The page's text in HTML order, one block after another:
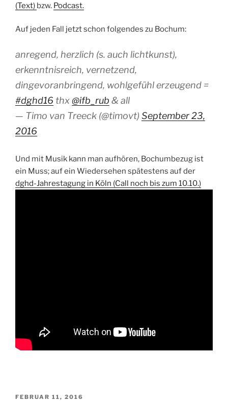
(Text) bzw. Podcast.
Auf jeden Fall jetzt schon folgendes zu Bochum:
anregend, herzlich (s. auch lichtkunst),
erkenntnisreich, vernetzend,
dingevoranbringend, wohlgefühl erzeugend =
#dghd16 thx@ifb_rub & all
— Timo van Treeck (@timovt) September 23,
2016
Und mit Musik kann man aufhören, Bochumbezug ist
ein Muss; auf ein Wiedersehen spätestens auf der
dghd-Jahrestagung in Köln (Call noch bis zum 10.10.)
VERÖFFENTLICHT
FEBRUAR 11, 2016